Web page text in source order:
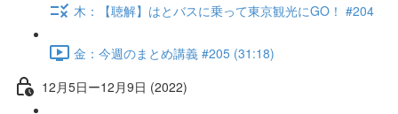
木：【聴解】はとバスに乗って東京観光にGO！ #204
金：今週のまとめ講義 #205 (31:18)
12月5日ー12月9日 (2022)